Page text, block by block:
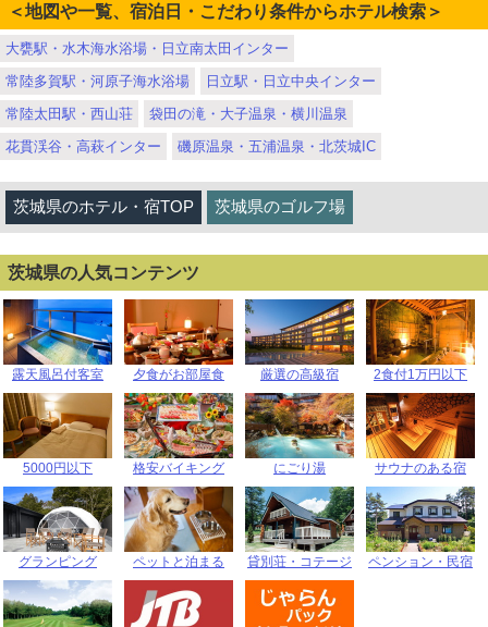
＜地図や一覧、宿泊日・こだわり条件からホテル検索＞
大甕駅・水木海水浴場・日立南太田インター
常陸多賀駅・河原子海水浴場
日立駅・日立中央インター
常陸太田駅・西山荘
袋田の滝・大子温泉・横川温泉
花貫渓谷・高萩インター
磯原温泉・五浦温泉・北茨城IC
茨城県のホテル・宿TOP 茨城県のゴルフ場
茨城県の人気コンテンツ
露天風呂付客室 夕食がお部屋食 厳選の高級宿 2食付1万円以下
5000円以下 格安バイキング にごり湯 サウナのある宿
グランピング ペットと泊まる 貸別荘・コテージ ペンション・民宿